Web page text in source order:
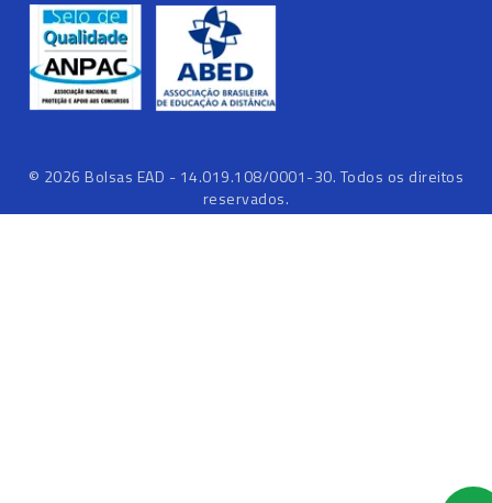
© 2026 Bolsas EAD - 14.019.108/0001-30. Todos os direitos
reservados.